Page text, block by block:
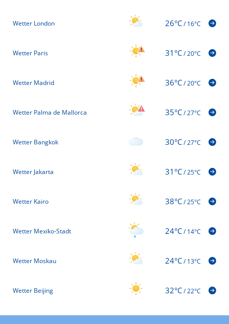
Wetter London 26°C/16°C
Wetter Paris 31°C/20°C
Wetter Madrid 36°C/20°C
Wetter Palma de Mallorca 35°C/27°C
Wetter Bangkok 30°C/27°C
Wetter Jakarta 31°C/25°C
Wetter Kairo 38°C/25°C
Wetter Mexiko-Stadt 24°C/14°C
Wetter Moskau 24°C/13°C
Wetter Beijing 32°C/22°C